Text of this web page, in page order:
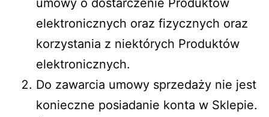
umowy o dostarczenie Produktów
elektronicznych oraz fizycznych oraz
korzystania z niektórych Produktów
elektronicznych.
Do zawarcia umowy sprzedaży nie jest
konieczne posiadanie konta w Sklepie.